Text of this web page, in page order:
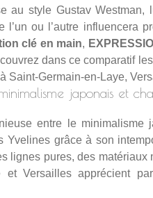
au style Gustav
ou l’autre influencera
clé en main,
dans ce comparatif
Saint-Germain-en-Laye,
japonais et
entre le minimalisme
grâce à son
lignes pures, des
et Versailles apprécient